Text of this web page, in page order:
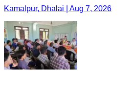
Kamalpur, Dhalai | Aug 7, 2026